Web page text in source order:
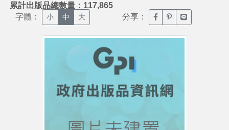
累計出版品總數量：117,865
字體： 小 中 大 分享： 臉書分享(另開新視窗)
噗浪分享(另開新
Line分享(另